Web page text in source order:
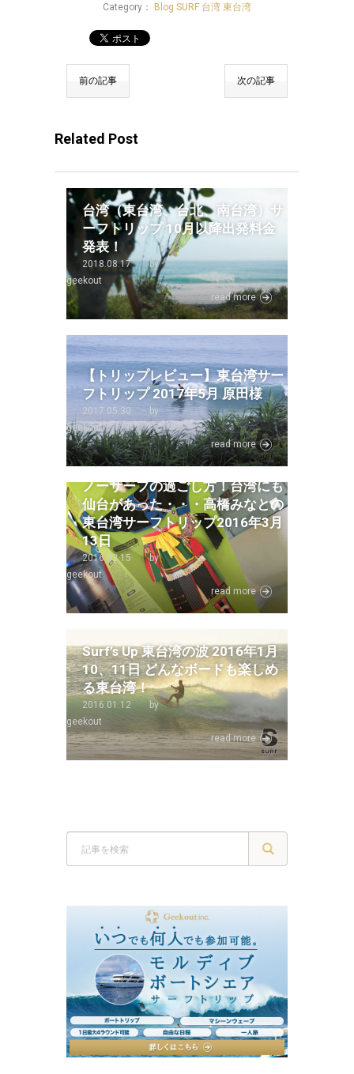
Category： Blog SURF 台湾 東台湾
前の記事 次の記事
Related Post
台湾（東台湾、台北、南台湾）サ
ーフトリップ 10月以降出発料金
発表！
2018.08.17
by
geekout
read more
【トリップレビュー】東台湾サー
フトリップ 2017年5月 原田様
2017.05.30
by
geekout
read more
ノーサーフの過ごし方！台湾にも
仙台があった・・・高橋みなとの
東台湾サーフトリップ2016年3月
13日
2016.03.15
by
geekout
read more
Surf’s Up 東台湾の波 2016年1月
10、11日 どんなボードも楽しめ
る東台湾！
2016.01.12
by
geekout
read more